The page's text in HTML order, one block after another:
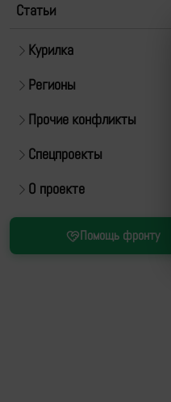
Статьи
Курилка
Регионы
Прочие конфликты
Спецпроекты
О проекте
Помощь фронту